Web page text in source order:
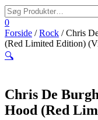
0
Forside /Rock / Chris
(Red Limited Edition)
🔍
Chris De
Hood (Red